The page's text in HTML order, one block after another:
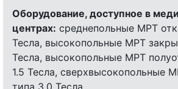
Оборудование, доступное в
центрах: среднепольные МРТ
Тесла, высокопольные МРТ
Тесла, высокопольные МРТ
1.5 Тесла, сверхвысокопольные
типа 3.0 Тесла